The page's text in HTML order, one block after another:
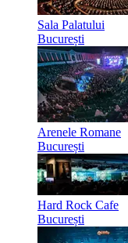
Sala Palatului
București
Arenele Romane
București
Hard Rock Cafe
București